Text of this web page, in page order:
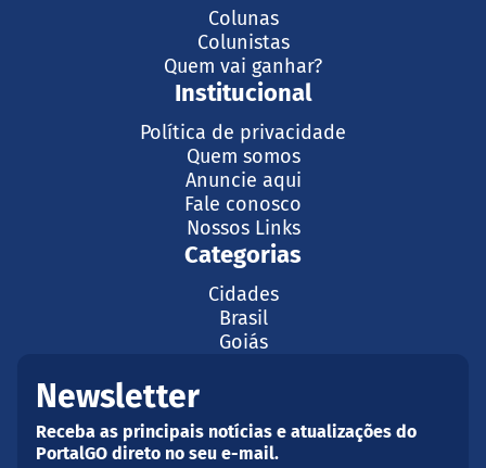
Colunas
Colunistas
Quem vai ganhar?
Institucional
Política de privacidade
Quem somos
Anuncie aqui
Fale conosco
Nossos Links
Categorias
Cidades
Brasil
Goiás
Newsletter
Receba as principais notícias e atualizações do
PortalGO direto no seu e-mail.